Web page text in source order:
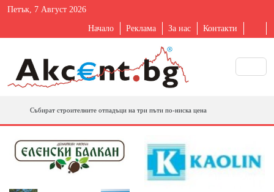
Петък, 7 Август 2026
Начало Реклама За нас Контакти
Събират строителните отпадъци на три пъти по-ниска цена